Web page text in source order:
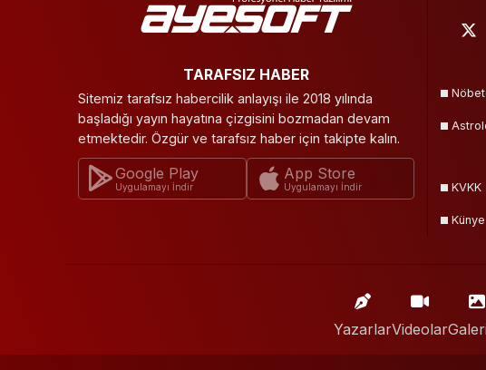
TARAFSIZ HABER
Sitemiz tarafsız habercilik anlayışı ile 2018 yılında
başladığı yayın hayatına çizgisini bozmadan devam
etmektedir. Özgür ve tarafsız haber için takipte kalın.
Google Play
Uygulamayı İndir
App Store
Uygulamayı İndir KVKK
Künye
YazarlarVideolar